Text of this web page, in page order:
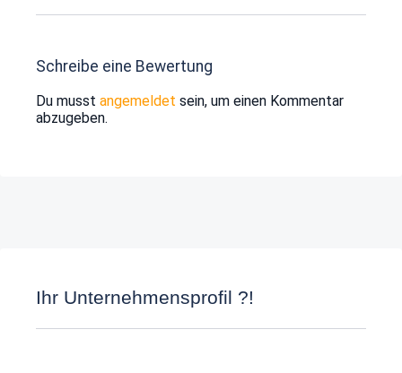
Schreibe eine Bewertung
Du musst angemeldet sein, um einen Kommentar
abzugeben.
Ihr Unternehmensprofil ?!